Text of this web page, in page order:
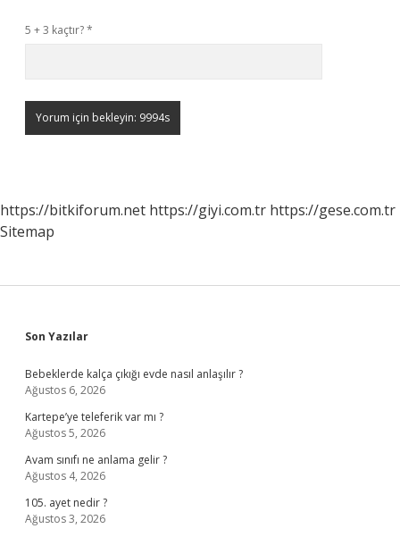
5 + 3 kaçtır?*
https://bitkiforum.net https://giyi.com.tr https://gese.com.tr
Sitemap
Sidebar
Son Yazılar
Bebeklerde kalça çıkığı evde nasıl anlaşılır ?
Ağustos 6, 2026
Kartepe’ye teleferik var mı ?
Ağustos 5, 2026
Avam sınıfı ne anlama gelir ?
Ağustos 4, 2026
105. ayet nedir ?
Ağustos 3, 2026